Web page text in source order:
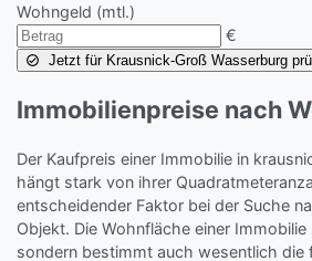
Wohngeld (mtl.)
€
Jetzt für Krausnick-Groß Wasserburg
Immobilienpreise nach
Der Kaufpreis einer Immobilie in
hängt stark von ihrer
entscheidender Faktor bei der Suche
Objekt. Die Wohnfläche einer
sondern bestimmt auch wesentlich die